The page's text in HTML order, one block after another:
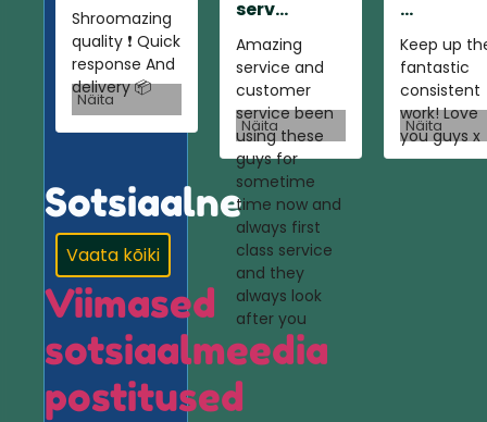
Shroomazing
quality ❗️ Quick
response And
delivery 📦
Näita
serv...
Amazing
service and
customer
service been
using these
guys for
sometime
time now and
always first
class service
and they
always look
after you
Näita
...
Keep up
fantastic
consistent
work! Love
you guys x
Näita
Sotsiaalne
Vaata kõiki
Viimased
sotsiaalmeedia
postitused